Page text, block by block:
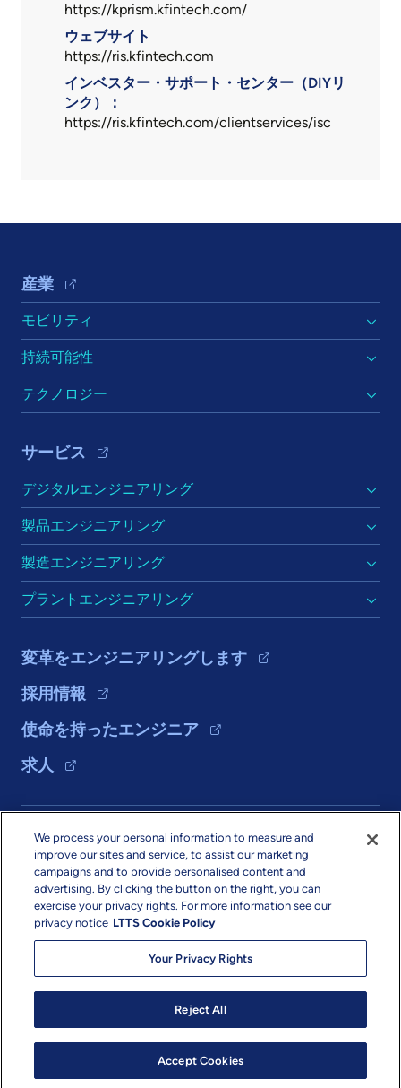
https://kprism.kfintech.com/
ウェブサイト
https://ris.kfintech.com
インベスター・サポート・センター（DIYリ
ンク）：
https://ris.kfintech.com/clientservices/isc
Footer Navigation
産業
モビリティ
持続可能性
テクノロジー
サービス
デジタルエンジニアリング
製品エンジニアリング
製造エンジニアリング
プラントエンジニアリング
変革をエンジニアリングします
採用情報
使命を持ったエンジニア
求人
会社情報
プライバシー
info@ltts.com
We process your personal information to measure and
improve our sites and service, to assist our marketing
campaigns and to provide personalised content and
advertising. By clicking the button on the right, you can
exercise your privacy rights. For more information see our
privacy notice LTTS Cookie Policy
Your Privacy Rights
Reject All
Accept Cookies